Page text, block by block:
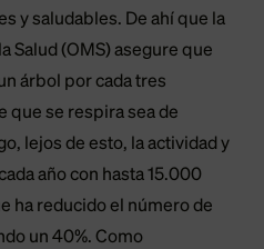
y saludables. De ahí que la
Salud (OMS) asegure que
árbol por cada tres
que se respira sea de
lejos de esto, la actividad y
año con hasta 15.000
ha reducido el número de
un 40%. Como